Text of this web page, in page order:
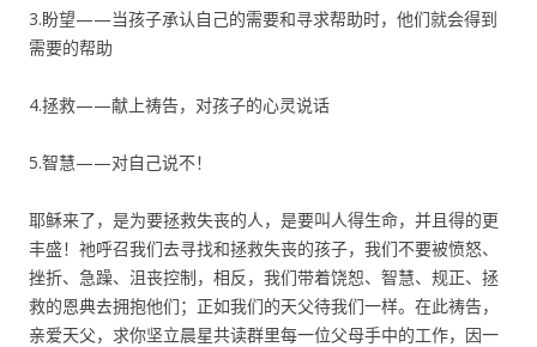
3.盼望——当孩子承认自己的需要和寻求帮助时，他们就会得到
需要的帮助
4.拯救——献上祷告，对孩子的心灵说话
5.智慧——对自己说不！
耶稣来了，是为要拯救失丧的人，是要叫人得生命，并且得的更
丰盛！祂呼召我们去寻找和拯救失丧的孩子，我们不要被愤怒、
挫折、急躁、沮丧控制，相反，我们带着饶恕、智慧、规正、拯
救的恩典去拥抱他们；正如我们的天父待我们一样。在此祷告，
亲爱天父，求你坚立晨星共读群里每一位父母手中的工作，因一